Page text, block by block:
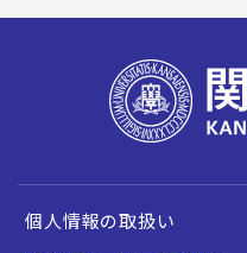
個人情報の取扱い